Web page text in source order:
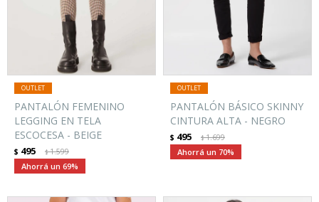
PANTALÓN FEMENINO
LEGGING EN TELA
ESCOCESA - BEIGE
$ 495 $1.599
69
PANTALÓN BÁSICO SKINNY
CINTURA ALTA - NEGRO
$ 495 $1.699
70